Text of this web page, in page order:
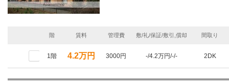
階 賃料 管理費 敷/礼/保証/敷引,償却 間取り
1階 4.2万円 3000円 -/4.2万円/-/- 2DK